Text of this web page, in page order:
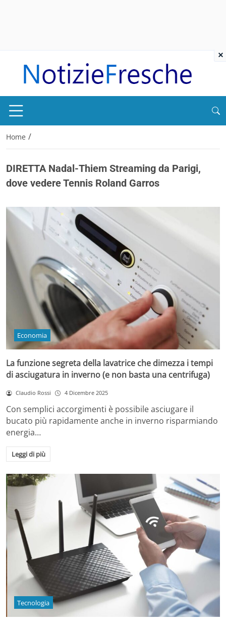
Home /
DIRETTA Nadal-Thiem Streaming da Parigi,
dove vedere Tennis Roland Garros
Economia
La funzione segreta della lavatrice che dimezza i tempi
di asciugatura in inverno (e non basta una centrifuga)
Claudio Rossi 4 Dicembre 2025
Con semplici accorgimenti è possibile asciugare il
bucato più rapidamente anche in inverno risparmiando
energia…
Leggi di più
Tecnologia
×